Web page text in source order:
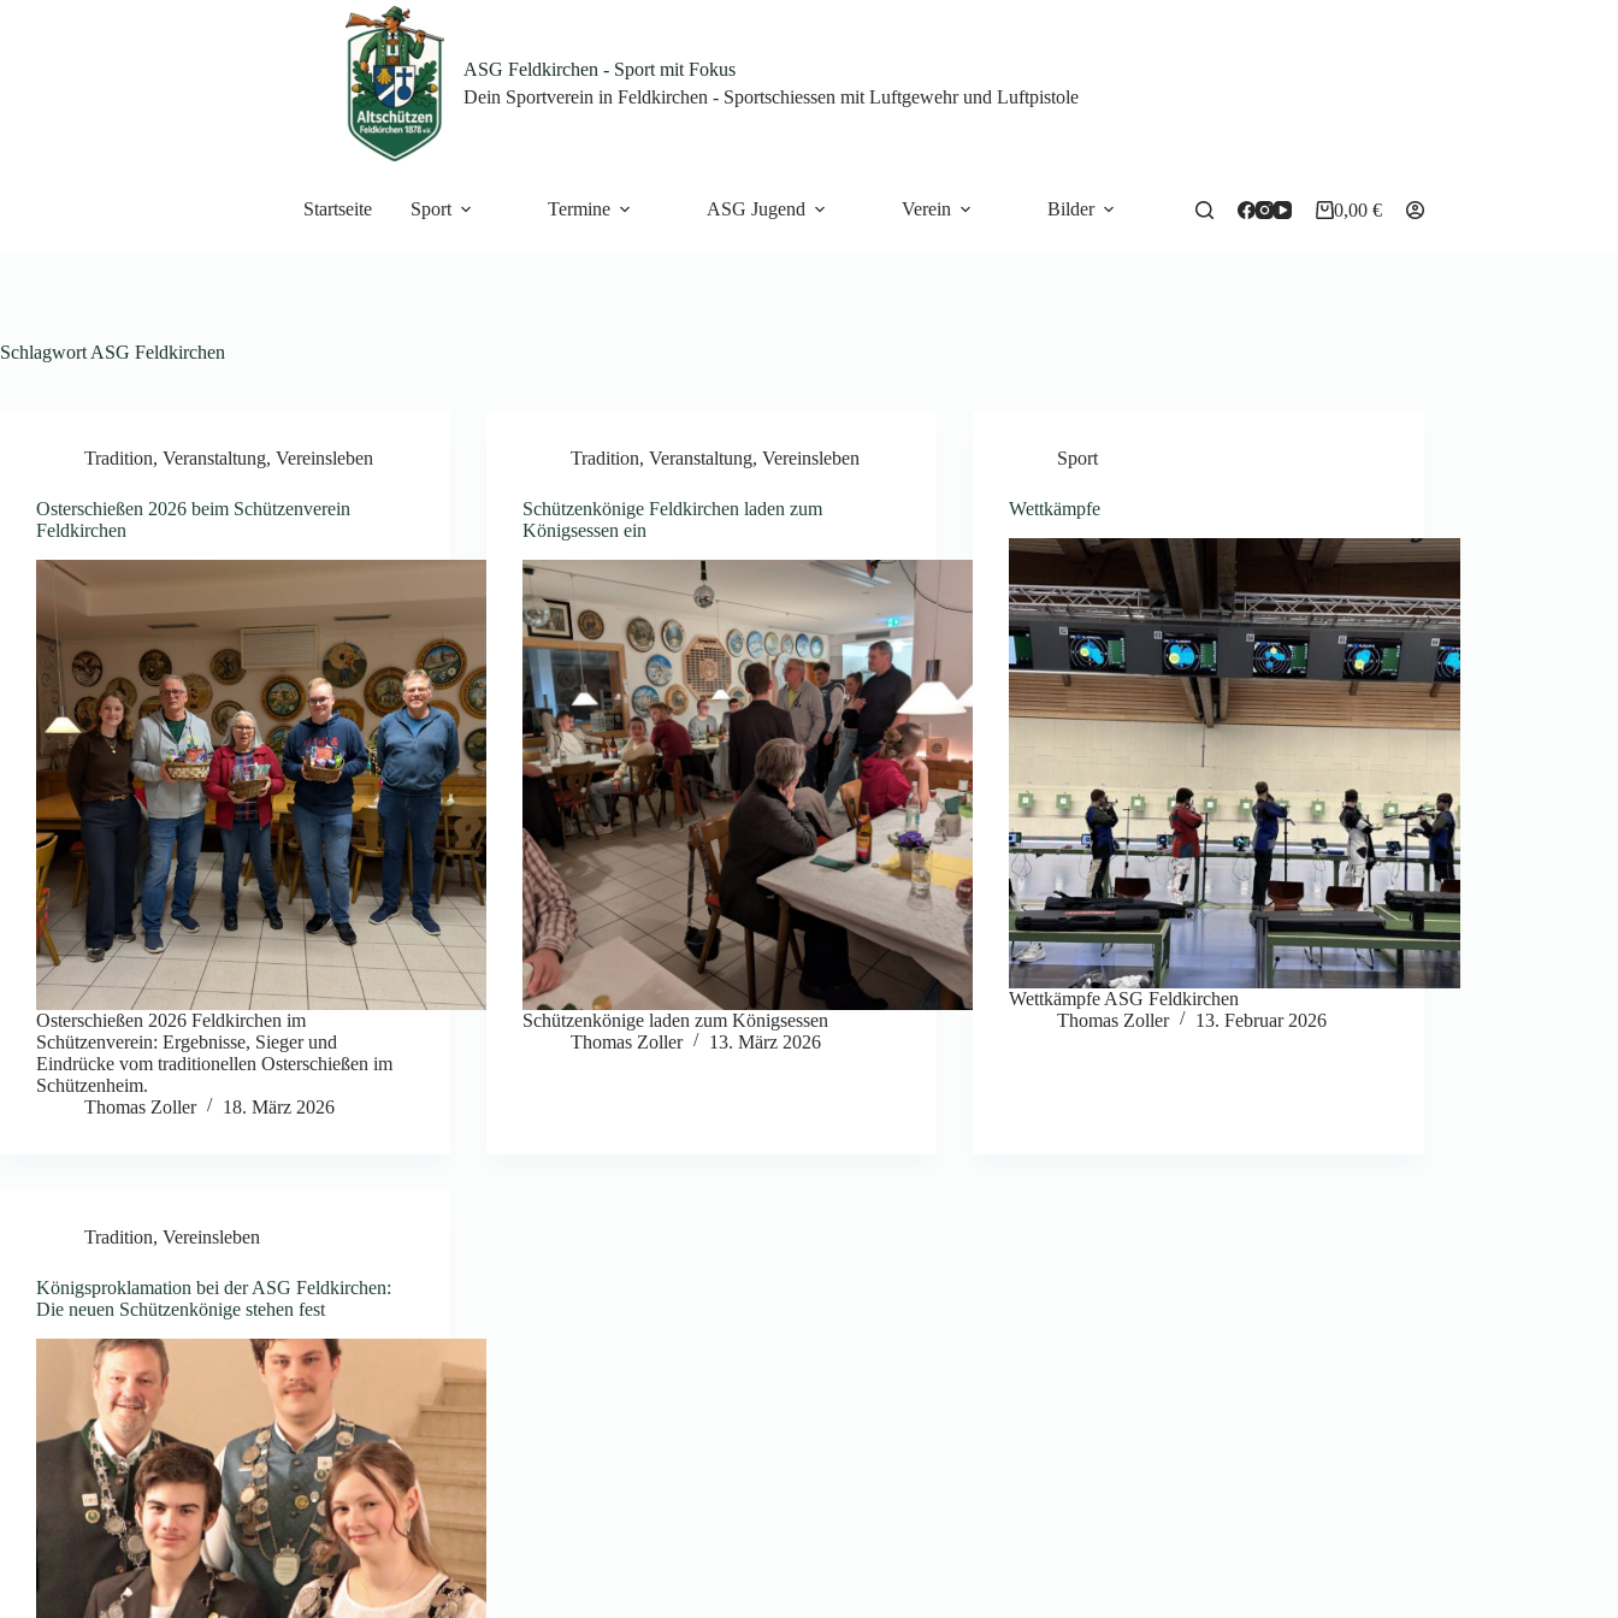
ASG Feldkirchen - Sport mit Fokus
Dein Sportverein in Feldkirchen - Sportschiessen mit Luftgewehr und Luftpistole
Startseite Sport Termine ASG Jugend Verein Bilder Warenkorb
0,00 €
Schlagwort ASG Feldkirchen
Tradition, Veranstaltung, Vereinsleben
Osterschießen 2026 beim Schützenverein
Feldkirchen
Osterschießen 2026 Feldkirchen im
Schützenverein: Ergebnisse, Sieger und
Eindrücke vom traditionellen Osterschießen im
Schützenheim.
Thomas Zoller
18. März 2026
Tradition,Veranstaltung,Vereinsleben
Schützenkönige Feldkirchen laden zum
Königsessen ein
Schützenkönige laden zum Königsessen
Thomas Zoller
13. März 2026
Sport
Wettkämpfe
Wettkämpfe ASG Feldkirchen
Thomas Zoller
13. Februar 2026
Tradition, Vereinsleben
Königsproklamation bei der ASG Feldkirchen:
Die neuen Schützenkönige stehen fest